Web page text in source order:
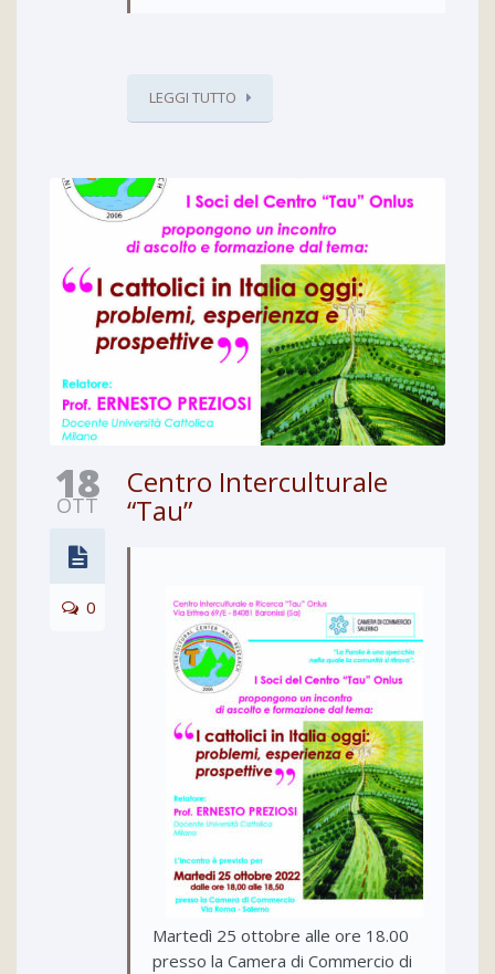
LEGGI TUTTO
18
OTT
0
Centro Interculturale
“Tau”
Martedì 25 ottobre alle ore 18.00
presso la Camera di Commercio di